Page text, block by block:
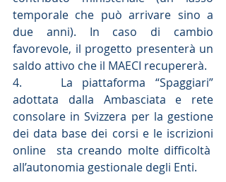
temporale che può arrivare sino a
due anni). In caso di cambio
favorevole, il progetto presenterà un
saldo attivo che il MAECI recupererà.
4.    La piattaforma “Spaggiari”
adottata dalla Ambasciata e rete
consolare in Svizzera per la gestione
dei data base dei corsi e le iscrizioni
online  sta creando molte difficoltà
all’autonomia gestionale degli Enti.